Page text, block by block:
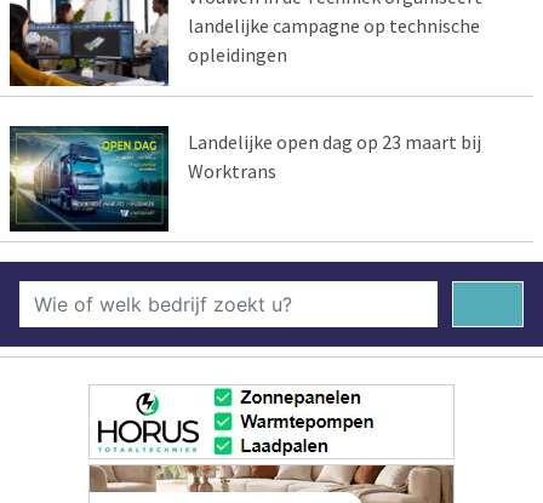
landelijke campagne op technische
opleidingen
Landelijke open dag op 23 maart bij
Worktrans